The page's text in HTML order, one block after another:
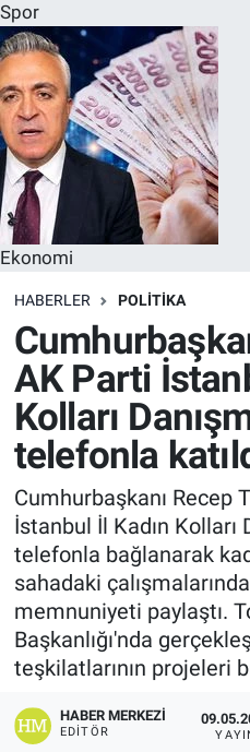
Spor
Ekonomi
HABERLER POLITIKA
AK Parti
Kolları
telefonla
Cumhurbaşkanı Recep
İstanbul İl Kadın Kolları
telefonla bağlanarak
sahadaki
memnuniyeti paylaştı.
Başkanlığı'nda
teşkilatlarının projeleri
HABER MERKEZI
EDITÖR